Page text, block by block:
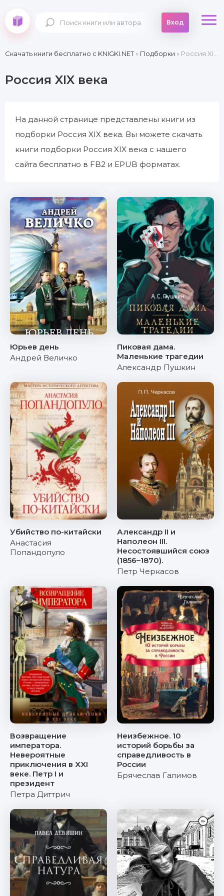
Вход
Скачать книги бесплатно c KNIGKI.NET» Подборки » Россия XIX века
Россия XIX века
На данной странице представлены книги из
подборки Россия XIX века. Вы можете скачать
книги подборки Россия XIX века с нашего
сайта бесплатно в FB2 и EPUB форматах.
Юрьев день
Андрей Величко
Пиковая дама.
Маленькие трагедии
Александр Пушкин
Убийство по-китайски
Анастасия
Попандопуло
Александр II и
Наполеон III.
Несостоявшийся союз
(1856–1870).
Петр Черкасов
Возвращение
императора.
Невероятные
приключения в XXI
веке. Петр I и
президент
Петра Диттрич
Неизбежное. 10
историй борьбы за
справедливость в
России
Брячеслав Галимов